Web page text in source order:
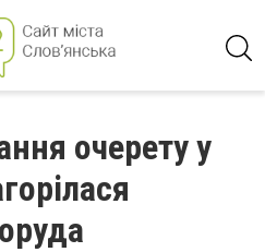
очерету у